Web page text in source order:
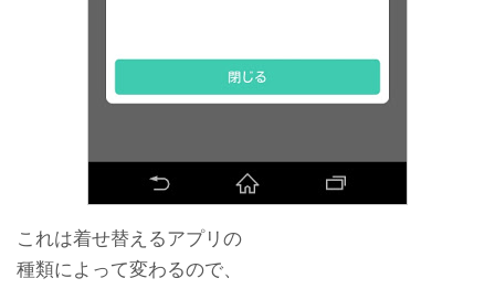
これは着せ替えるアプリの
種類によって変わるので、